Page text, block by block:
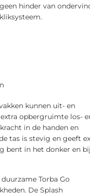
hinder van
kunnen uit- en
opbergruimte los-
in de handen en
tas is stevig en geeft
bent in het donker en bij
Torba Go
De Splash